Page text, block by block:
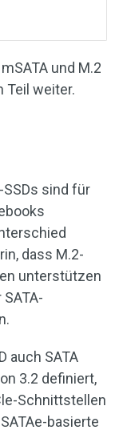
und M.2
Teil weiter.
SSDs sind für
dass M.2-
unterstützen
auch SATA
3.2 definiert,
Schnittstellen
basierte